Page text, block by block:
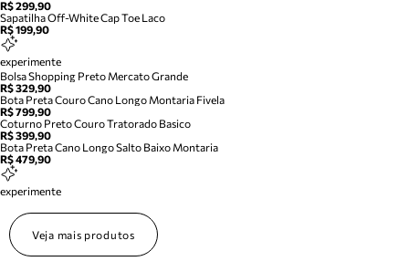
R$ 299,90
Sapatilha Off-White Cap Toe Laco
R$ 199,90
experimente
Bolsa Shopping Preto Mercato Grande
R$ 329,90
Bota Preta Couro Cano Longo Montaria Fivela
R$ 799,90
Coturno Preto Couro Tratorado Basico
R$ 399,90
Bota Preta Cano Longo Salto Baixo Montaria
R$ 479,90
experimente
Veja mais produtos